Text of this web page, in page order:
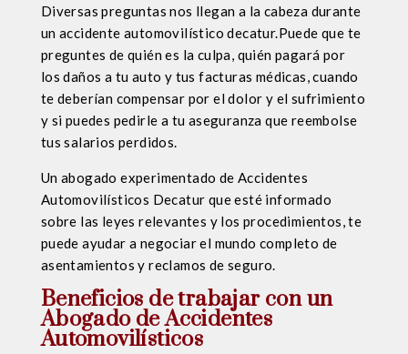
Diversas preguntas nos llegan a la cabeza durante
un accidente automovilístico decatur.Puede que te
preguntes de quién es la culpa, quién pagará por
los daños a tu auto y tus facturas médicas, cuando
te deberían compensar por el dolor y el sufrimiento
y si puedes pedirle a tu aseguranza que reembolse
tus salarios perdidos.
Un abogado experimentado de Accidentes
Automovilísticos Decatur que esté informado
sobre las leyes relevantes y los procedimientos, te
puede ayudar a negociar el mundo completo de
asentamientos y reclamos de seguro.
Beneficios de trabajar con un
Abogado de Accidentes
Automovilísticos